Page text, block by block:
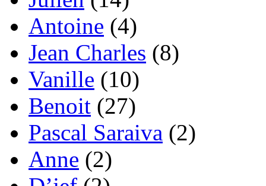
Antoine (4)
Jean Charles (8)
Vanille (10)
Benoit (27)
Pascal Saraiva (2)
Anne (2)